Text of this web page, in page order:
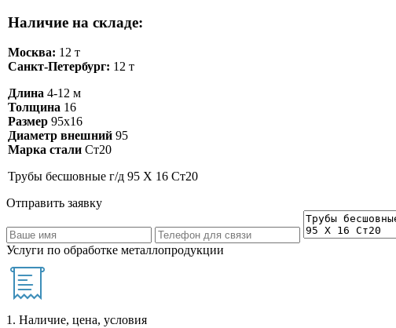
Наличие на складе:
Москва: 12 т
Санкт-Петербург: 12 т
Длина 4-12 м
Толщина 16
Размер 95х16
Диаметр внешний 95
Марка стали Ст20
Трубы бесшовные г/д 95 Х 16 Ст20
Отправить заявку
Услуги по обработке металлопродукции
1. Наличие, цена, условия